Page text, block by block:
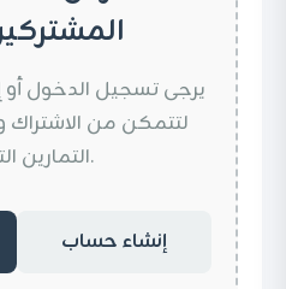
يرجى تسجيل الدخول
لتتمكن من الاشتراك
التمارين التفاعلية.
إنشاء حساب